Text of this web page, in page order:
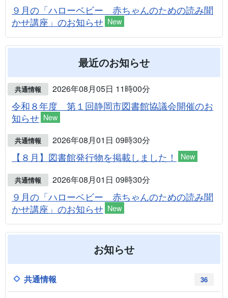
９月の「ハローベビー 赤ちゃんのための読み聞
かせ講座」のお知らせ New
最近のお知らせ
共通情報 2026年08月05日 11時00分
令和８年度 第１回静岡市図書館協議会開催のお
知らせ New
共通情報 2026年08月01日 09時30分
【８月】図書館発行物を掲載しました！ New
共通情報 2026年08月01日 09時30分
９月の「ハローベビー 赤ちゃんのための読み聞
かせ講座」のお知らせ New
お知らせ
36
共通情報